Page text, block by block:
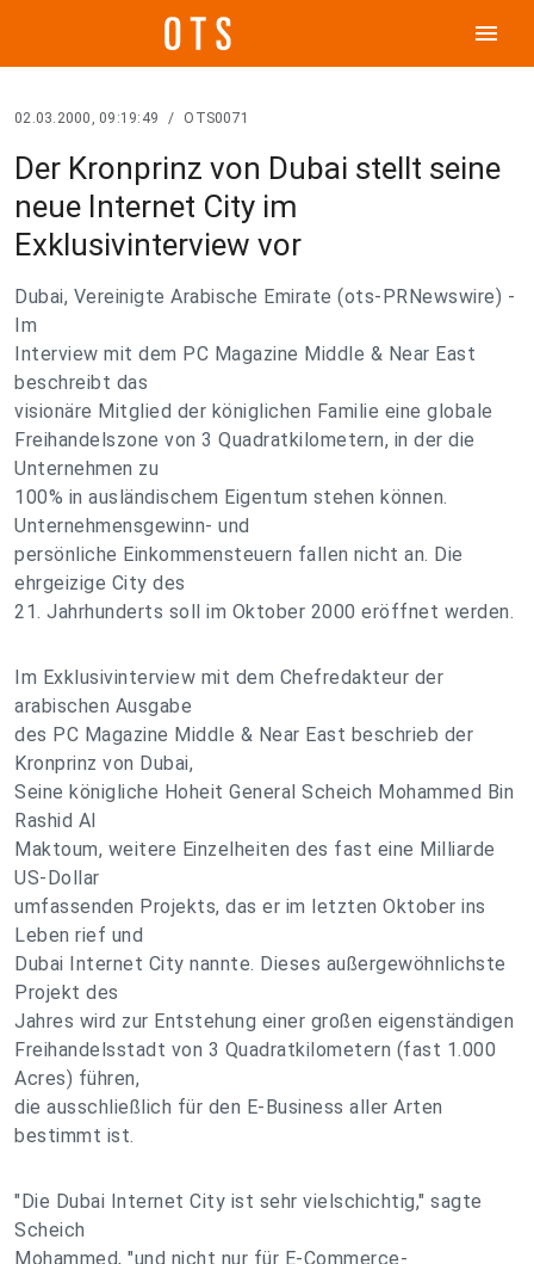
menu
02.03.2000, 09:19:49 / OTS0071
Der Kronprinz von Dubai stellt seine
neue Internet City im
Exklusivinterview vor
Dubai, Vereinigte Arabische Emirate (ots-PRNewswire) -
Im
Interview mit dem PC Magazine Middle & Near East
beschreibt das
visionäre Mitglied der königlichen Familie eine globale
Freihandelszone von 3 Quadratkilometern, in der die
Unternehmen zu
100% in ausländischem Eigentum stehen können.
Unternehmensgewinn- und
persönliche Einkommensteuern fallen nicht an. Die
ehrgeizige City des
21. Jahrhunderts soll im Oktober 2000 eröffnet werden.
Im Exklusivinterview mit dem Chefredakteur der
arabischen Ausgabe
des PC Magazine Middle & Near East beschrieb der
Kronprinz von Dubai,
Seine königliche Hoheit General Scheich Mohammed Bin
Rashid Al
Maktoum, weitere Einzelheiten des fast eine Milliarde
US-Dollar
umfassenden Projekts, das er im letzten Oktober ins
Leben rief und
Dubai Internet City nannte. Dieses außergewöhnlichste
Projekt des
Jahres wird zur Entstehung einer großen eigenständigen
Freihandelsstadt von 3 Quadratkilometern (fast 1.000
Acres) führen,
die ausschließlich für den E-Business aller Arten
bestimmt ist.
"Die Dubai Internet City ist sehr vielschichtig," sagte
Scheich
Mohammed, "und nicht nur für E-Commerce-